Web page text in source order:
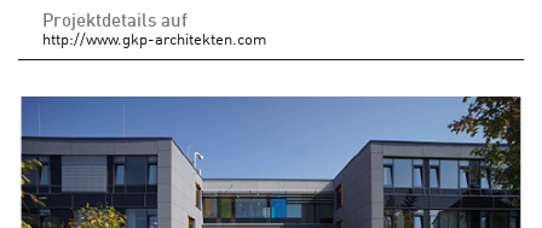
Projektdetails auf
http://www.gkp-architekten.com